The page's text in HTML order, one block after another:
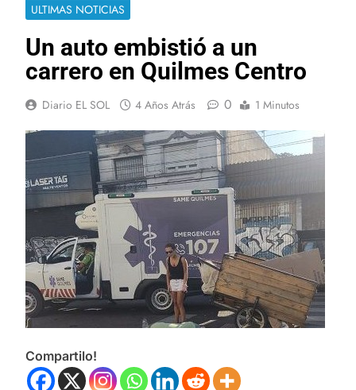
ULTIMAS NOTICIAS
Un auto embistió a un
carrero en Quilmes Centro
Diario EL SOL 4 Años Atrás 0 1 Minutos
Compartilo!